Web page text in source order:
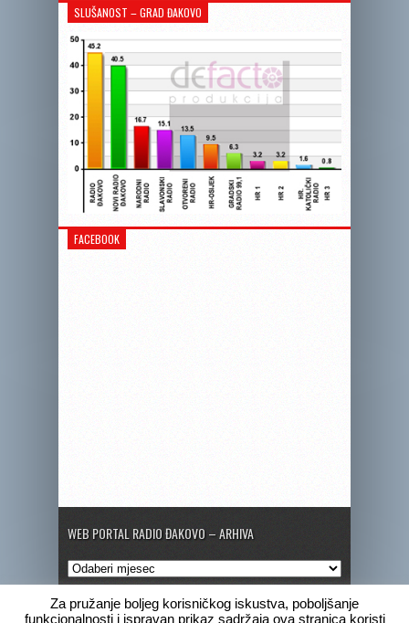
SLUŠANOST – GRAD ĐAKOVO
FACEBOOK
WEB PORTAL RADIO ĐAKOVO – ARHIVA
Web
portal
Radio
Đakovo
Za pružanje boljeg korisničkog iskustva, poboljšanje
funkcionalnosti i ispravan prikaz sadržaja ova stranica koristi